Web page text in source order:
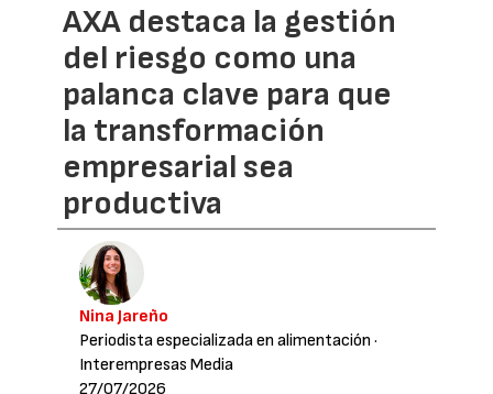
AXA destaca la gestión
del riesgo como una
palanca clave para que
la transformación
empresarial sea
productiva
Nina Jareño
Periodista especializada en alimentación ·
Interempresas Media
27/07/2026